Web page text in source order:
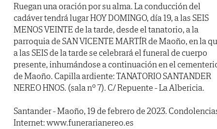
Ruegan una oración por su alma. La conducción del
cadáver tendrá lugar HOY DOMINGO, día 19, a las SEIS
MENOS VEINTE de la tarde, desde el tanatorio, a la
parroquia de SAN VICENTE MARTÍR de Maoño, en la
a las SEIS de la tarde se celebrará el funeral de cuerpo
presente, inhumándose a continuación en el
de Maoño. Capilla ardiente: TANATORIO SANTANDER
NEREO HNOS. (sala nº 7). C/ Repuente - La Albericia.
Santander - Maoño, 19 de febrero de 2023.
Internet: www.funerarianereo.es